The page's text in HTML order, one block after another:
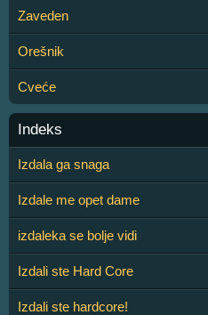
Zaveden
Orešnik
Cveće
Indeks
Izdala ga snaga
Izdale me opet dame
izdaleka se bolje vidi
Izdali ste Hard Core
Izdali ste hardcore!